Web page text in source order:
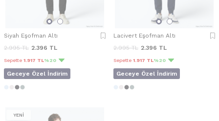
Siyah Eşofman Altı
2.995TL 2.396 TL
Sepette 1.917 TL%20
Geceye Özel İndirim
Lacivert Eşofman Altı
2.995TL 2.396 TL
Sepette 1.917 TL%20
Geceye Özel İndirim
YENİ